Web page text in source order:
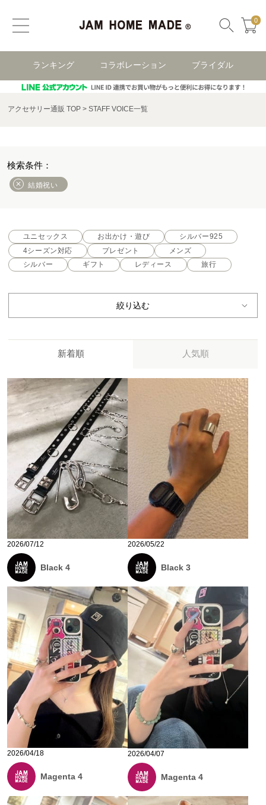
0
ランキング コラボレーション ブライダル
アクセサリー通販 TOP STAFF VOICE一覧
結婚祝い
ユニセックス お出かけ・遊び
シルバー925
4シーズン対応
プレゼント
メンズ
シルバー
ギフト レディース 旅行
絞り込む
新着順 人気順
2026/07/12
Black 4
2026/05/22
Black 3
2026/04/18
Magenta 4
2026/04/07
Magenta 4